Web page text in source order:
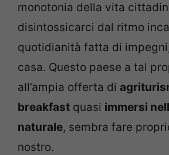
monotonia della vita
disintossicarci dal ritmo
quotidianità fatta di
casa. Questo paese a tal
all’ampia offerta di
breakfast quasi immersi
naturale, sembra fare
nostro.